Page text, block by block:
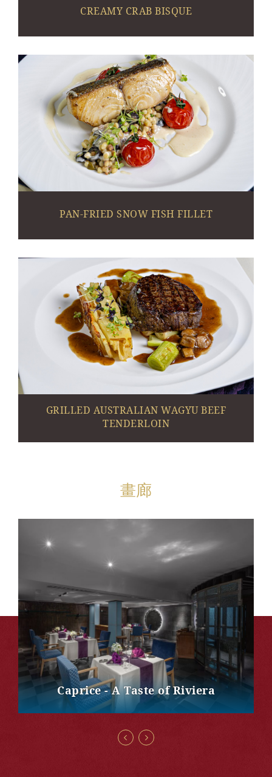
CREAMY CRAB BISQUE
PAN-FRIED SNOW FISH FILLET
GRILLED AUSTRALIAN WAGYU BEEF
TENDERLOIN
畫廊
Caprice - A Taste of Riviera